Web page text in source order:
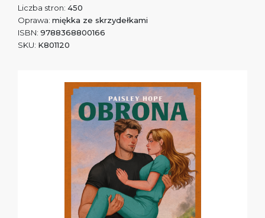
Liczba stron: 450
Oprawa: miękka ze skrzydełkami
ISBN: 9788368800166
SKU: K801120